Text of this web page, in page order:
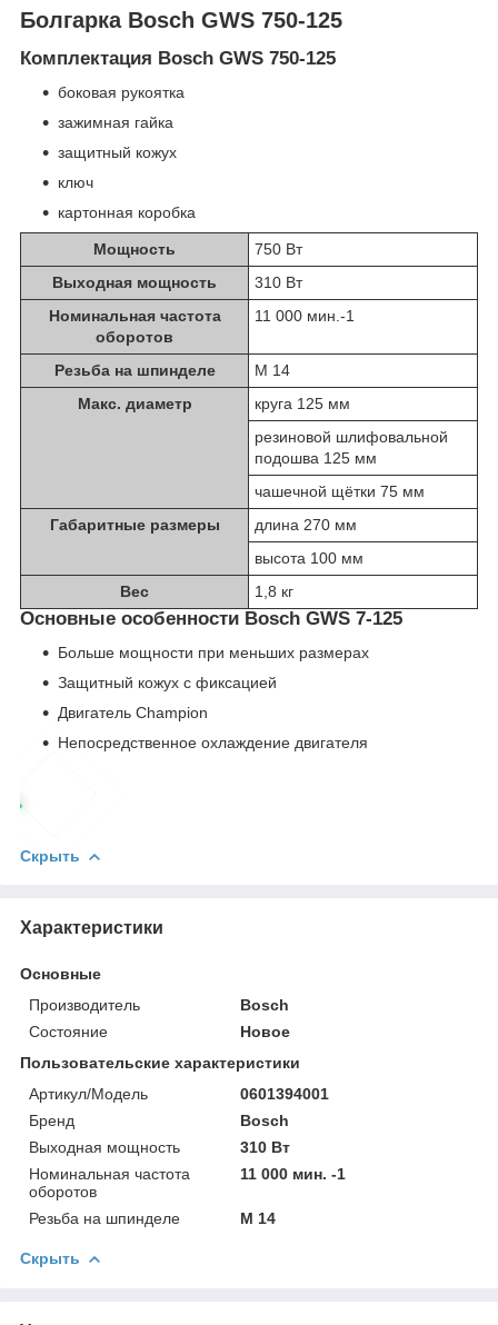
Болгарка Bosch GWS 750-125
Комплектация Bosch GWS 750-125
боковая рукоятка
зажимная гайка
защитный кожух
ключ
картонная коробка
Мощность
750 Вт
Выходная мощность
310 Вт
Номинальная частота
оборотов
11 000 мин.-1
Резьба на шпинделе
М 14
Макс. диаметр
круга 125 мм
резиновой шлифовальной
подошва 125 мм
чашечной щётки 75 мм
Габаритные размеры
длина 270 мм
высота 100 мм
Вес
1,8 кг
Основные особенности Bosch GWS 7-125
Больше мощности при меньших размерах
Защитный кожух с фиксацией
Двигатель Champion
Непосредственное охлаждение двигателя
Скрыть
Характеристики
Основные
Производитель
Bosch
Состояние
Новое
Пользовательские характеристики
Артикул/Модель
0601394001
Бренд
Bosch
Выходная мощность
310 Вт
Номинальная частота
оборотов
11 000 мин. -1
Резьба на шпинделе М 14
Скрыть